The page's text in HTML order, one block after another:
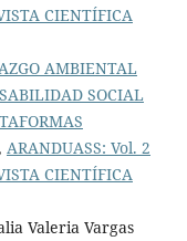
CIENTÍFICA
AMBIENTAL
SOCIAL
ARANDUASS: Vol. 2
CIENTÍFICA
Valeria Vargas